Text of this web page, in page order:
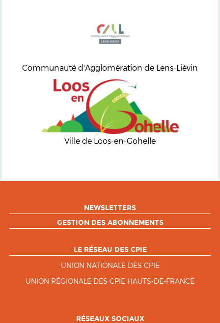
Communauté d'Agglomération de Lens-Liévin
Ville de Loos-en-Gohelle
NEWSLETTERS
GESTION DES ABONNEMENTS
LE RÉSEAU DES CPIE
UNION NATIONALE DES CPIE
UNION RÉGIONALE DES CPIE HAUTS-DE-FRANCE
RÉSEAUX SOCIAUX